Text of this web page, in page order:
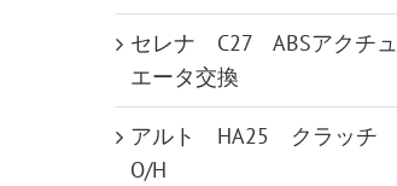
セレナ C27 ABSアクチュ
エータ交換
アルト HA25 クラッチ
O/H